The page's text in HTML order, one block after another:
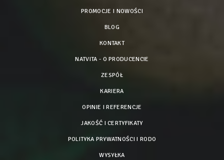
PROMOCJE I NOWOŚCI
BLOG
KONTAKT
NATVITA - O PRODUCENCIE
ZESPÓŁ
KARIERA
OPINIE I REFERENCJE
JAKOŚĆ I CERTYFIKATY
POLITYKA PRYWATNOŚCI I RODO
WYSYŁKA